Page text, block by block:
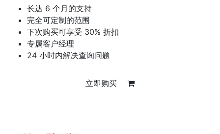
长达 6 个月的支持
完全可定制的范围
下次购买可享受 30% 折扣
专属客户经理
24 小时内解决查询问题
立即购买